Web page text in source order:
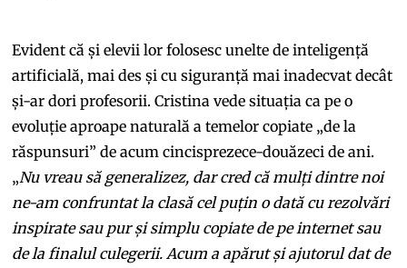
Evident că și elevii lor folosesc unelte de inteligență
artificială, mai des și cu siguranță mai inadecvat decât
și-ar dori profesorii. Cristina vede situația ca pe o
evoluție aproape naturală a temelor copiate „de la
răspunsuri” de acum cincisprezece-douăzeci de ani.
„Nu vreau să generalizez, dar cred că mulți dintre noi
ne-am confruntat la clasă cel puțin o dată cu rezolvări
inspirate sau pur și simplu copiate de pe internet sau
de la finalul culegerii. Acum a apărut și ajutorul dat de